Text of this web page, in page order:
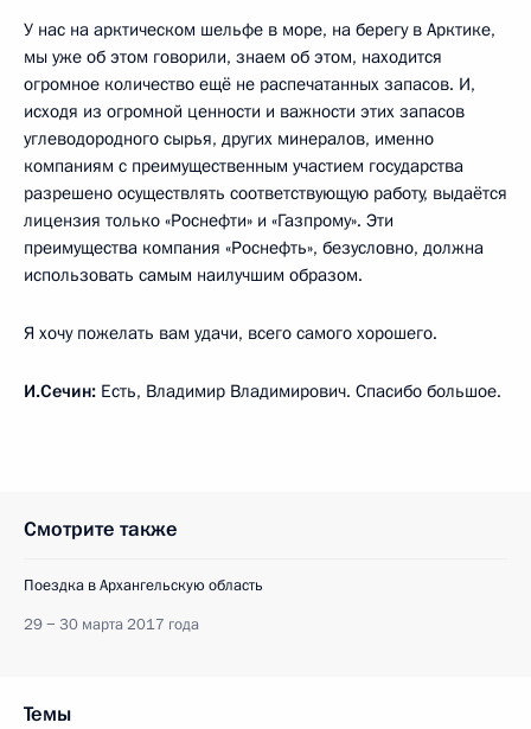
У нас на арктическом шельфе в море, на берегу в Арктике,
мы уже об этом говорили, знаем об этом, находится
огромное количество ещё не распечатанных запасов. И,
исходя из огромной ценности и важности этих запасов
углеводородного сырья, других минералов, именно
компаниям с преимущественным участием государства
разрешено осуществлять соответствующую работу, выдаётся
лицензия только «Роснефти» и «Газпрому». Эти
преимущества компания «Роснефть», безусловно, должна
использовать самым наилучшим образом.
Я хочу пожелать вам удачи, всего самого хорошего.
И.Сечин: Есть, Владимир Владимирович. Спасибо большое.
Смотрите также
Поездка в Архангельскую область
29 − 30 марта 2017 года
Темы